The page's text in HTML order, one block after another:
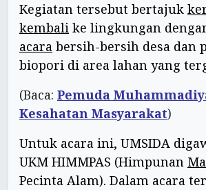
Kegiatan tersebut bertajuk
kembali ke lingkungan
acara bersih-bersih desa dan
biopori di area lahan yang
(Baca: Pemuda
Kesahatan Masyarakat)
Untuk acara ini, UMSIDA
UKM HIMMPAS (Himpunan
Pecinta Alam). Dalam acara